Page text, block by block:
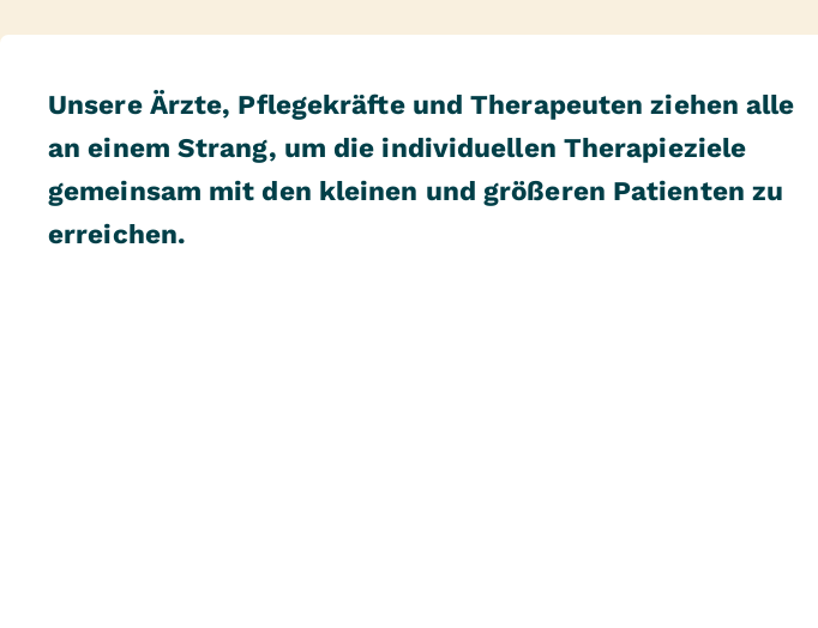
Unsere Ärzte, Pflegekräfte und Therapeuten ziehen alle
an einem Strang, um die individuellen Therapieziele
gemeinsam mit den kleinen und größeren Patienten zu
erreichen.